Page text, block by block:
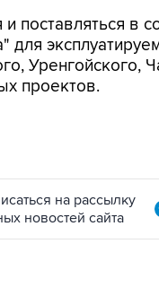
поставляться в
для
Уренгойского,
проектов.
на рассылку
новостей сайта